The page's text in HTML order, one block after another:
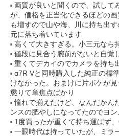
画質が良いと聞くので、試して
が、価格を正当化できるほどの
も増すので山や海、川に持ち出
元に落ち着いています
高くて大きすぎる。小三元なら
値段に見合う腕前がないと自覚
重くてデカイのでカメラを持ち
α7R Vと同時購入した純正の標
けなかった。おまけに片ボケが
懲りて単焦点ばかり
憧れで揃えたけど、なんだかん
ンスの肥やしになってたのでヨ
1度買ったが重くて持ち運ばず
一眼時代は持っていたが、ミラ